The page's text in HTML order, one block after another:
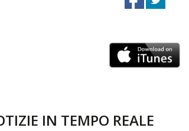
IN TEMPO REALE